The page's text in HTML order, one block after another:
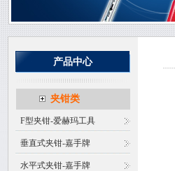
产品中心
夹钳类
F型夹钳-爱赫玛工具
垂直式夹钳-嘉手牌
水平式夹钳-嘉手牌